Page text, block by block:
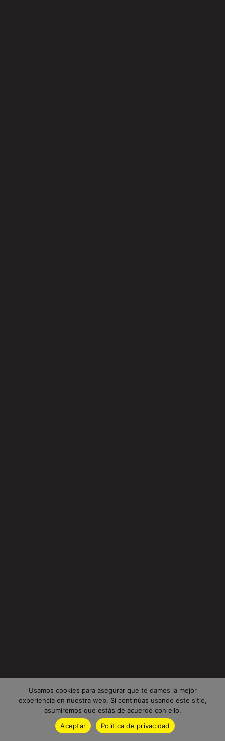
Usamos cookies para asegurar que te damos la mejor
experiencia en nuestra web. Si continúas usando este sitio,
asumiremos que estás de acuerdo con ello.
Aceptar
Política de privacidad